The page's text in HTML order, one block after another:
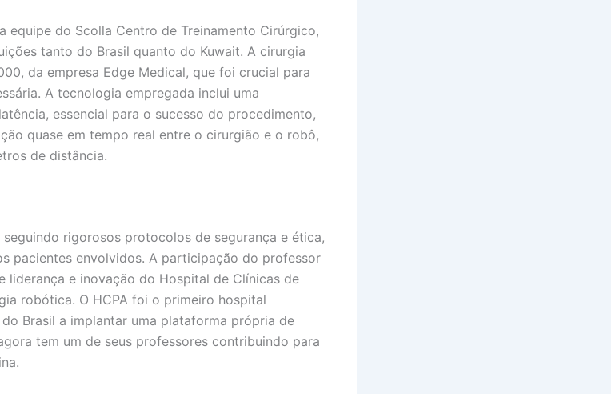
equipe do Scolla Centro de Treinamento Cirúrgico,
tanto do Brasil quanto do Kuwait. A cirurgia
da empresa Edge Medical, que foi crucial para
A tecnologia empregada inclui uma
essencial para o sucesso do procedimento,
quase em tempo real entre o cirurgião e o robô,
de distância.
rigorosos protocolos de segurança e ética,
pacientes envolvidos. A participação do professor
liderança e inovação do Hospital de Clínicas de
robótica. O HCPA foi o primeiro hospital
Brasil a implantar uma plataforma própria de
tem um de seus professores contribuindo para